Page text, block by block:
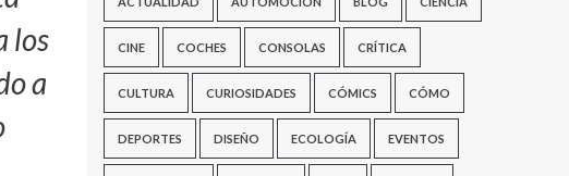
los
a
CINE COCHES CONSOLAS CRÍTICA
CULTURA CURIOSIDADES CÓMICS CÓMO
DEPORTES DISEÑO ECOLOGÍA EVENTOS